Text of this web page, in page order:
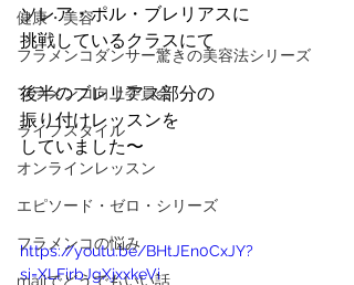
健康・美容
フラメンコダンサー驚きの美容法シリーズ
フラメンコ向上委員会
ライフスタイル
オンラインレッスン
エピソード・ゼロ・シリーズ
フラメンコの悩み
majiでどうでもいい話
ソレア・ポル・ブレリアスに
挑戦しているクラスにて
後半のブレリアス部分の
振り付けレッスンを
していました〜
https://youtu.be/BHtJEn0CxJY?
si=XLFirbJgXjxxkeVi